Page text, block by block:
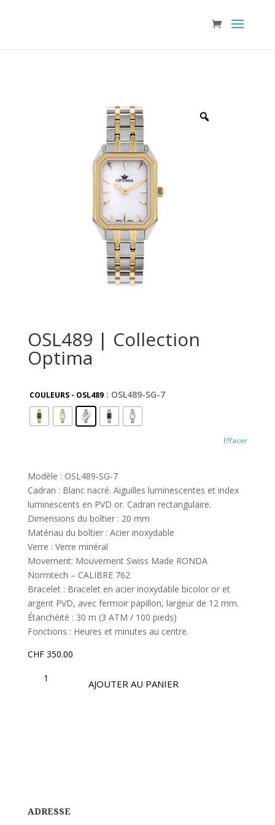
OSL489 | Collection
Optima
COULEURS - OSL489 : OSL489-SG-7
Effacer
Modèle : OSL489-SG-7
Cadran : Blanc nacré. Aiguilles luminescentes et index
luminescents en PVD or. Cadran rectangulaire.
Dimensions du boîtier : 20 mm
Matériau du boîtier : Acier inoxydable
Verre : Verre minéral
Movement: Mouvement Swiss Made RONDA
Normtech – CALIBRE 762
Bracelet : Bracelet en acier inoxydable bicolor or et
argent PVD, avec fermoir papillon, largeur de 12 mm.
Étanchéité : 30 m (3 ATM / 100 pieds)
Fonctions : Heures et minutes au centre.
CHF350.00
AJOUTER AU PANIER
ADRESSE